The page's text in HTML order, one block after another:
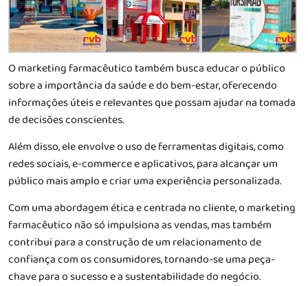
O marketing farmacêutico também busca educar o público
sobre a importância da saúde e do bem-estar, oferecendo
informações úteis e relevantes que possam ajudar na tomada
de decisões conscientes.
Além disso, ele envolve o uso de ferramentas digitais, como
redes sociais, e-commerce e aplicativos, para alcançar um
público mais amplo e criar uma experiência personalizada.
Com uma abordagem ética e centrada no cliente, o marketing
farmacêutico não só impulsiona as vendas, mas também
contribui para a construção de um relacionamento de
confiança com os consumidores, tornando-se uma peça-
chave para o sucesso e a sustentabilidade do negócio.